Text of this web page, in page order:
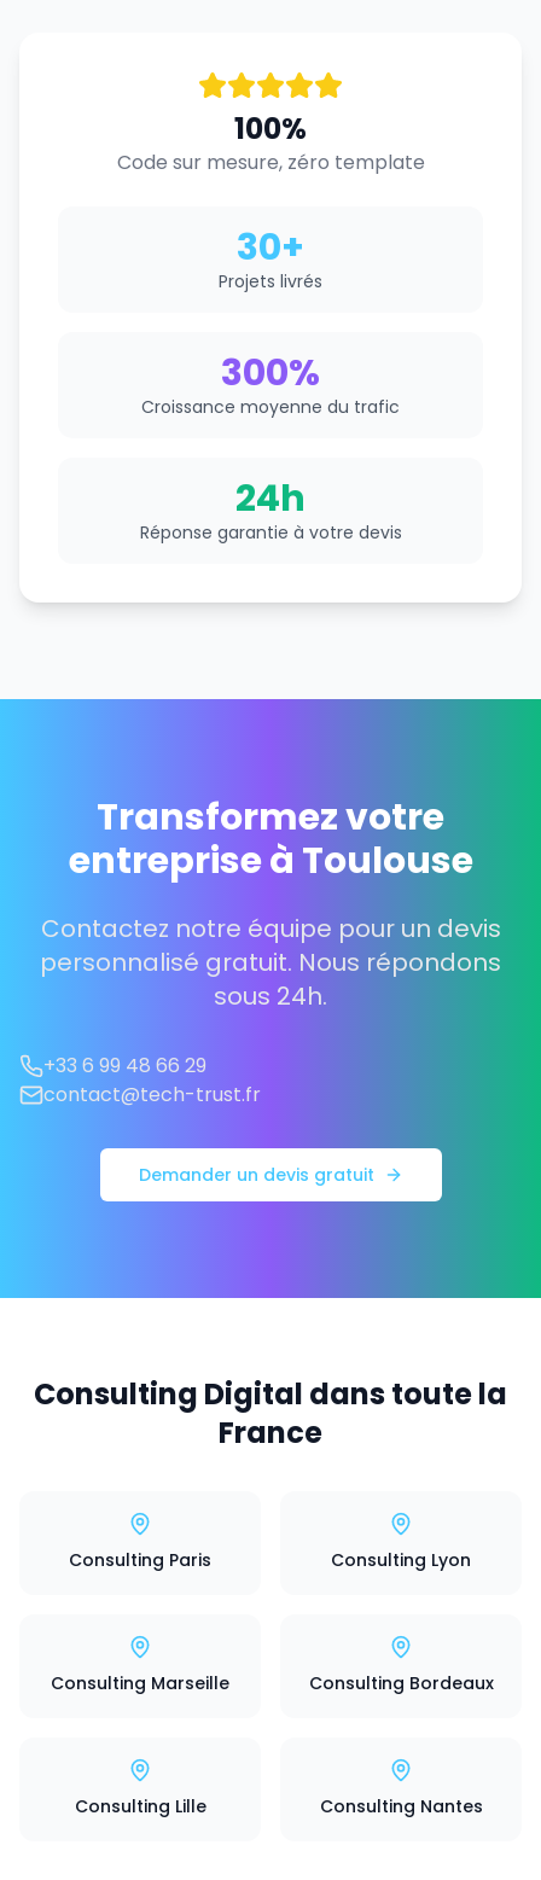
100%
Code sur mesure, zéro template
30+
Projets livrés
300%
Croissance moyenne du trafic
24h
Réponse garantie à votre devis
Transformez votre
entreprise à Toulouse
Contactez notre équipe pour un devis
personnalisé gratuit. Nous répondons
sous 24h.
+33 6 99 48 66 29
contact@tech-trust.fr
Demander un devis gratuit
Consulting Digital dans toute la
France
Consulting Paris Consulting Lyon
Consulting Marseille Consulting Bordeaux
Consulting Lille Consulting Nantes